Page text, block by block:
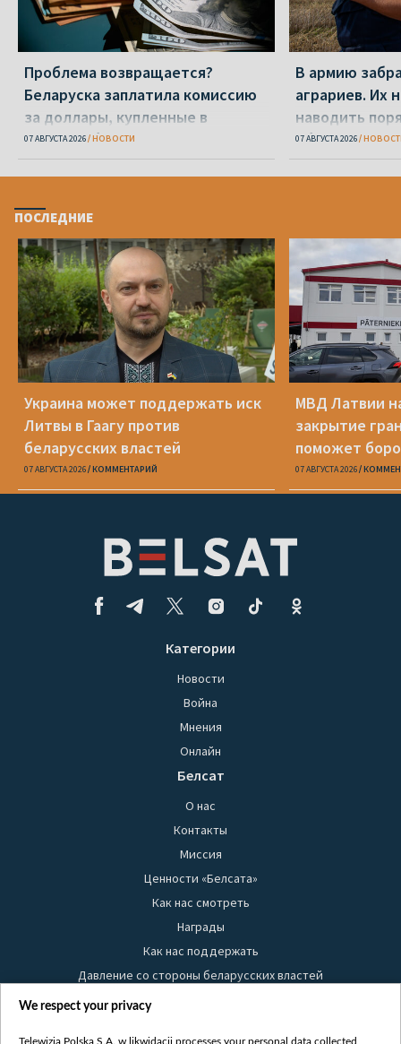
Проблема возвращается?
Беларуска заплатила комиссию
за доллары, купленные в
«Беларусбанке»
07 АВГУСТА 2026 НОВОСТИ
В армию
аграриев. Их
наводить
области
07 АВГУСТА 2026
ПОСЛЕДНИЕ
Украина может поддержать иск
Литвы в Гаагу против
беларусских властей
07 АВГУСТА 2026 КОММЕНТАРИЙ
МВД Латвии
закрытие
поможет
07 АВГУСТА 2026
Категории
Новости
Война
Мнения
Онлайн
Белсат
О нас
Контакты
Миссия
Ценности «Белсата»
Как нас смотреть
Награды
Как нас поддержать
Давление со стороны беларусских властей
Правила использования материалов
We respect your privacy
Telewizja Polska S.A. w likwidacji processes your personal data collected